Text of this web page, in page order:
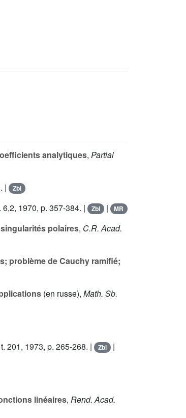
analytiques, Partial
| Zbl
6,2, 1970, p. 357-384. | Zbl | MR
polaires, C.R. Acad.
problème de Cauchy ramifié;
(en russe), Math. Sb.
201, 1973, p. 265-268. | Zbl |
linéaires, Rend. Acad.